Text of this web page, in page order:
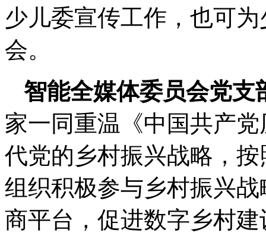
少儿委宣传工作，也可
会。
智能全媒体委员会党支
家一同重温《中国共产
代党的乡村振兴战略，
组织积极参与乡村振兴
商平台，促进数字乡村